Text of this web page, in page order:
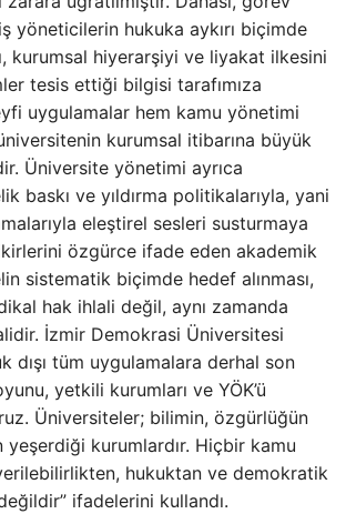
yöneticilerin hukuka aykırı biçimde
kurumsal hiyerarşiyi ve liyakat ilkesini
tesis ettiği bilgisi tarafımıza
uygulamalar hem kamu yönetimi
kurumsal itibarına büyük
Üniversite yönetimi ayrıca
baskı ve yıldırma politikalarıyla, yani
eleştirel sesleri susturmaya
özgürce ifade eden akademik
sistematik biçimde hedef alınması,
hak ihlali değil, aynı zamanda
İzmir Demokrasi Üniversitesi
dışı tüm uygulamalara derhal son
yetkili kurumları ve YÖK’ü
Üniversiteler; bilimin, özgürlüğün
kurumlardır. Hiçbir kamu
hukuktan ve demokratik
ifadelerini kullandı.